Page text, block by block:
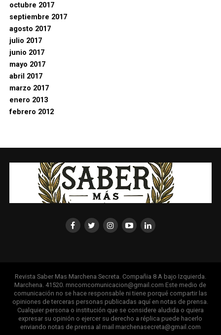
octubre 2017
septiembre 2017
agosto 2017
julio 2017
junio 2017
mayo 2017
abril 2017
marzo 2017
enero 2013
febrero 2012
Revista Saber Mas Marchena Secreta. Compañia 8 A bajo Izquierda.
Marchena. 41520. mncomcomunicacion@gmail.com Este medio de
comunicación no se hace responsable ni tiene porqué compartir las
opiniones de terceras personas publicadas aquí en notas de prensa.
Cualquier persona o institución que se considere aludida o quiera
expresar su opinión o ejercer su derecho a réplica puede hacerlo
enviando notas de prensa al mail marchenasecreta@gmail.com